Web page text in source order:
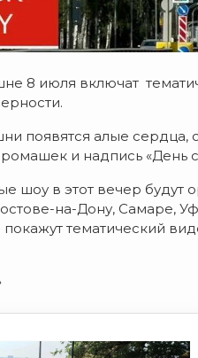
8 июля включат
появятся алые сердца,
и надпись «День
шоу в этот вечер
на-Дону, Самаре,
тематический